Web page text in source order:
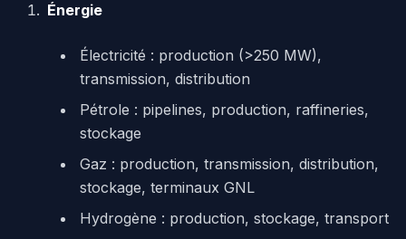
Énergie
Électricité : production (>250 MW),
transmission, distribution
Pétrole : pipelines, production, raffineries,
stockage
Gaz : production, transmission, distribution,
stockage, terminaux GNL
Hydrogène : production, stockage, transport